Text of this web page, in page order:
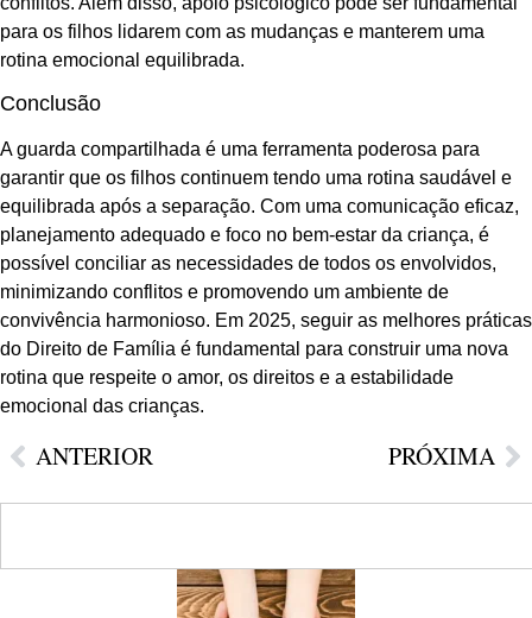
para os filhos lidarem com as mudanças e manterem uma
rotina emocional equilibrada.
Conclusão
A guarda compartilhada é uma ferramenta poderosa para
garantir que os filhos continuem tendo uma rotina saudável e
equilibrada após a separação. Com uma comunicação eficaz,
planejamento adequado e foco no bem-estar da criança, é
possível conciliar as necessidades de todos os envolvidos,
minimizando conflitos e promovendo um ambiente de
convivência harmonioso. Em 2025, seguir as melhores práticas
do Direito de Família é fundamental para construir uma nova
rotina que respeite o amor, os direitos e a estabilidade
emocional das crianças.
ANTERIOR PRÓXIMA